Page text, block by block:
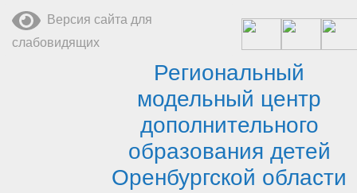
содержимому
Версия сайта для
слабовидящих
Региональный
модельный центр
дополнительного
образования детей
Оренбургской области